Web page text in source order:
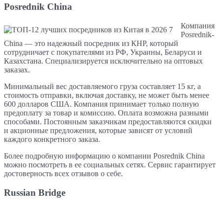
Posrednik China
Компания
Posrednik-
China — это надежный посредник из КНР, который
сотрудничает с покупателями из РФ, Украины, Беларуси и
Казахстана. Специализируется исключительно на оптовых
заказах.
Минимальный вес доставляемого груза составляет 15 кг, а
стоимость отправки, включая доставку, не может быть менее
600 долларов США. Компания принимает только полную
предоплату за товар и комиссию. Оплата возможна разными
способами. Постоянным заказчикам предоставляются скидки
и акционные предложения, которые зависят от условий
каждого конкретного заказа.
Более подробную информацию о компании Posrednik China
можно посмотреть в ее социальных сетях. Сервис гарантирует
достоверность всех отзывов о себе.
Russian Bridge